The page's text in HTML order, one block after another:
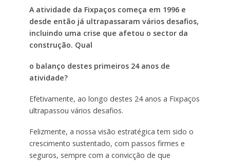
A atividade da Fixpaços começa em 1996 e
desde então já ultrapassaram vários desafios,
incluindo uma crise que afetou o sector da
construção. Qual
o balanço destes primeiros 24 anos de
atividade?
Efetivamente, ao longo destes 24 anos a Fixpaços
ultrapassou vários desafios.
Felizmente, a nossa visão estratégica tem sido o
crescimento sustentado, com passos firmes e
seguros, sempre com a convicção de que